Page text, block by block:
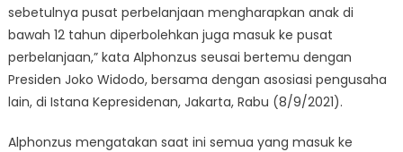
sebetulnya pusat perbelanjaan mengharapkan anak di
bawah 12 tahun diperbolehkan juga masuk ke pusat
perbelanjaan,” kata Alphonzus seusai bertemu dengan
Presiden Joko Widodo, bersama dengan asosiasi pengusaha
lain, di Istana Kepresidenan, Jakarta, Rabu (8/9/2021).
Alphonzus mengatakan saat ini semua yang masuk ke